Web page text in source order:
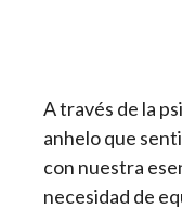
A través de la
anhelo que
con nuestra
necesidad de